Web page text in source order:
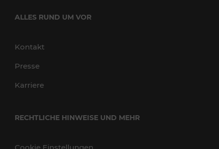
ALLES RUND UM VOR
Kontakt
Presse
Karriere
RECHTLICHE HINWEISE UND MEHR